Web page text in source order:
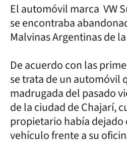
El automóvil marca VW
se encontraba
Malvinas Argentinas de
De acuerdo con las
se trata de un automóvil
madrugada del pasado
de la ciudad de Chajarí,
propietario había dejado
vehículo frente a su